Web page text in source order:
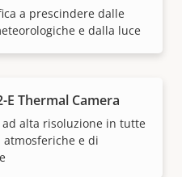
a prescindere dalle
e dalla luce
E Thermal Camera
ad alta risoluzione in tutte
atmosferiche e di